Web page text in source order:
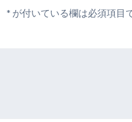
* が付いている欄は必須項目